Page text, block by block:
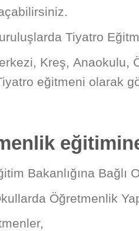
Tiyatro
Kreş, Anaokulu,
eğitmeni olarak
Bakanlığına Bağlı
Öğretmenlik